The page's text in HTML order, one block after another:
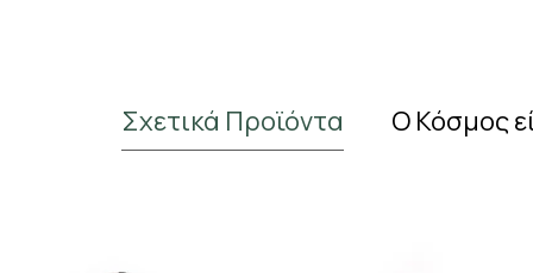
Σχετικά Προϊόντα Ο Κόσμος